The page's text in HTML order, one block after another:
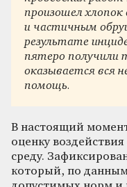
произошел хлопок
и частичным
результате
пятеро
оказывается вся
помощь.
В настоящий
оценку
среду.
который, по